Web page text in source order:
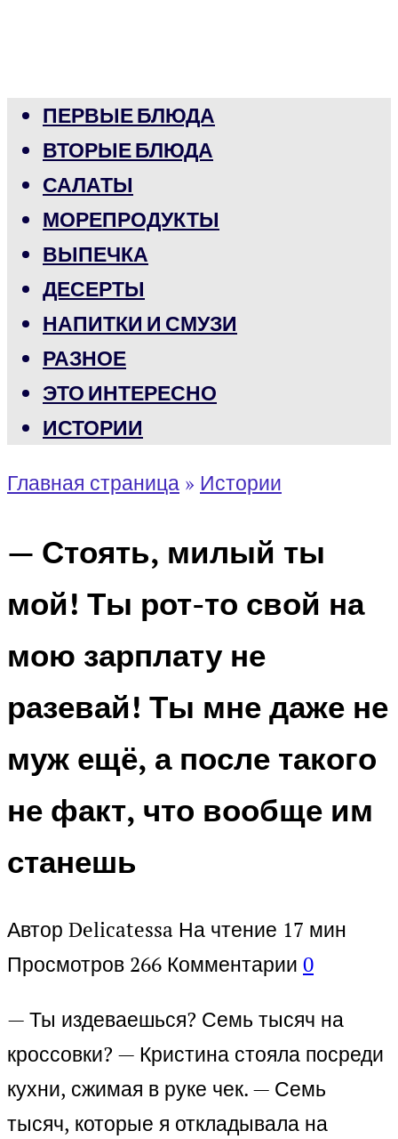
ПЕРВЫЕ БЛЮДА
ВТОРЫЕ БЛЮДА
САЛАТЫ
МОРЕПРОДУКТЫ
ВЫПЕЧКА
ДЕСЕРТЫ
НАПИТКИ И СМУЗИ
РАЗНОЕ
ЭТО ИНТЕРЕСНО
ИСТОРИИ
Главная страница » Истории
— Стоять, милый ты
мой! Ты рот-то свой на
мою зарплату не
разевай! Ты мне даже не
муж ещё, а после такого
не факт, что вообще им
станешь
Автор Delicatessa На чтение 17 мин
Просмотров 266 Комментарии 0
— Ты издеваешься? Семь тысяч на
кроссовки? — Кристина стояла посреди
кухни, сжимая в руке чек. — Семь
тысяч, которые я откладывала на